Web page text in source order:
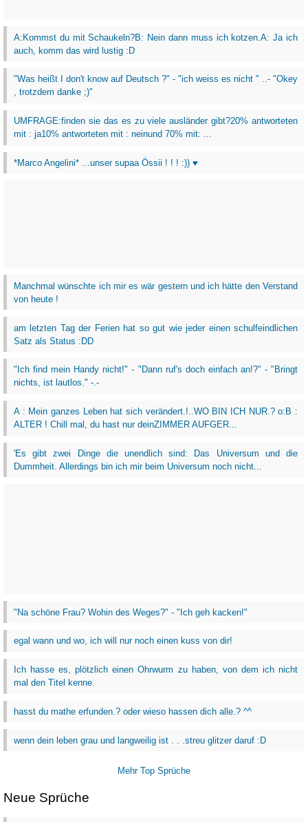
A:Kommst du mit Schaukeln?B: Nein dann muss ich kotzen.A: Ja ich
auch, komm das wird lustig :D
"Was heißt I don't know auf Deutsch ?" - "ich weiss es nicht " ..- "Okey
, trotzdem danke ;)"
UMFRAGE:finden sie das es zu viele ausländer gibt?20% antworteten
mit : ja10% antworteten mit : neinund 70% mit: ...
*Marco Angelini* ...unser supaa Össii ! ! ! :)) ♥
Manchmal wünschte ich mir es wär gestern und ich hätte den Verstand
von heute !
am letzten Tag der Ferien hat so gut wie jeder einen schulfeindlichen
Satz als Status :DD
"Ich find mein Handy nicht!" - "Dann ruf's doch einfach an!?" - "Bringt
nichts, ist lautlos." -.-
A : Mein ganzes Leben hat sich verändert.!..WO BIN ICH NUR.? o:B :
ALTER ! Chill mal, du hast nur deinZIMMER AUFGER...
'Es gibt zwei Dinge die unendlich sind: Das Universum und die
Dummheit. Allerdings bin ich mir beim Universum noch nicht...
"Na schöne Frau? Wohin des Weges?" - "Ich geh kacken!"
egal wann und wo, ich will nur noch einen kuss von dir!
Ich hasse es, plötzlich einen Ohrwurm zu haben, von dem ich nicht
mal den Titel kenne.
hasst du mathe erfunden.? oder wieso hassen dich alle.? ^^
wenn dein leben grau und langweilig ist . . .streu glitzer daruf :D
Mehr Top Sprüche
Neue Sprüche